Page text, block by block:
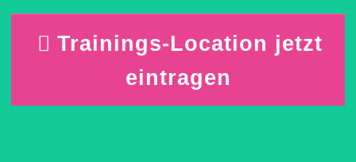
Trainings-Location jetzt
eintragen